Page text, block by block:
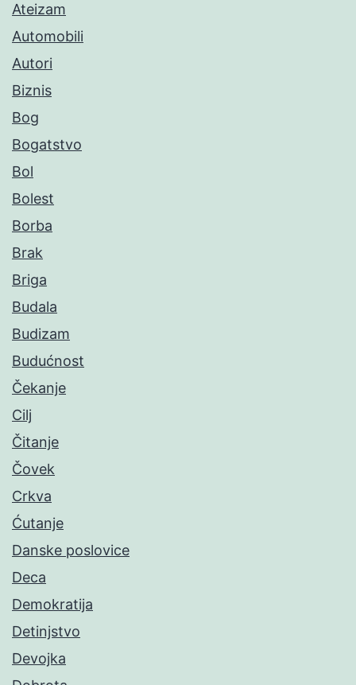
Ateizam
Automobili
Autori
Biznis
Bog
Bogatstvo
Bol
Bolest
Borba
Brak
Briga
Budala
Budizam
Budućnost
Čekanje
Cilj
Čitanje
Čovek
Crkva
Ćutanje
Danske poslovice
Deca
Demokratija
Detinjstvo
Devojka